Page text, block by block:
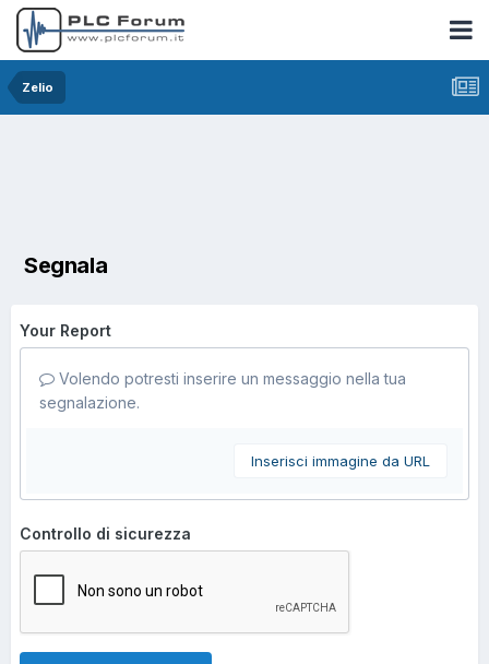
Zelio
Segnala
Your Report
Volendo potresti inserire un messaggio nella tua
segnalazione.
Inserisci immagine da URL
Controllo di sicurezza